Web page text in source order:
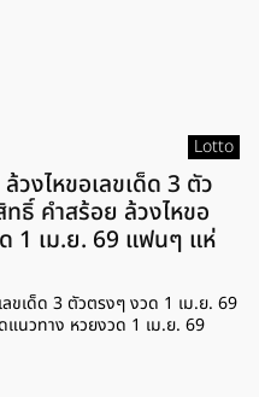
Lotto
งไหขอเลขเด็ด 3 ตัว
ธิ์ คำสร้อย ล้วงไหขอ
1 เม.ย. 69 แฟนๆ แห่
ขเด็ด 3 ตัวตรงๆ งวด 1 เม.ย. 69
แนวทาง หวยงวด 1 เม.ย. 69